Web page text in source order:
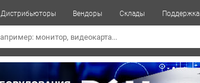
Дистрибьюторы Вендоры Склады Поддержка